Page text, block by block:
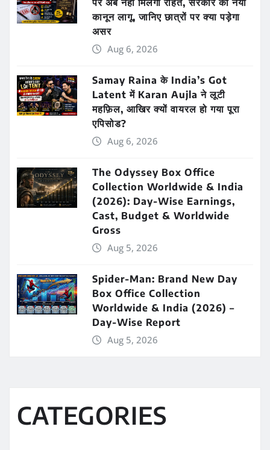
पर अब नहीं मिलेगी राहत, सरकार का नया
कानून लागू, जानिए छात्रों पर क्या पड़ेगा
असर
Aug 6, 2026
Samay Raina के India’s Got
Latent में Karan Aujla ने लूटी
महफ़िल, आखिर क्यों वायरल हो गया पूरा
एपिसोड?
Aug 6, 2026
The Odyssey Box Office
Collection Worldwide & India
(2026): Day-Wise Earnings,
Cast, Budget & Worldwide
Gross
Aug 5, 2026
Spider-Man: Brand New Day
Box Office Collection
Worldwide & India (2026) –
Day-Wise Report
Aug 5, 2026
CATEGORIES